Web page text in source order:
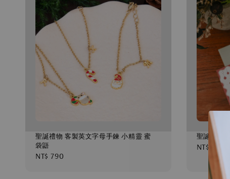
聖誕禮物 客製英文字母手鍊 小精靈 蜜
袋鼯
Regular
NT$ 790
聖誕蜜袋
Regular
price
NT$ 690